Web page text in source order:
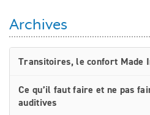
Archives
Transitoires, le confort Made
Ce qu’il faut faire et ne pas
auditives